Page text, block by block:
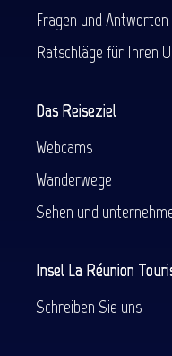
Fragen und Antworten
Ratschläge für Ihren
Das Reiseziel
Webcams
Wanderwege
Sehen und
Insel La Réunion
Schreiben Sie uns